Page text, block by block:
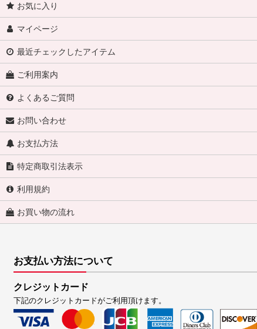
お気に入り
マイページ
最近チェックしたアイテム
ご利用案内
よくあるご質問
お問い合わせ
お支払方法
特定商取引法表示
利用規約
お買い物の流れ
お支払い方法について
クレジットカード
下記のクレジットカードがご利用頂けます。